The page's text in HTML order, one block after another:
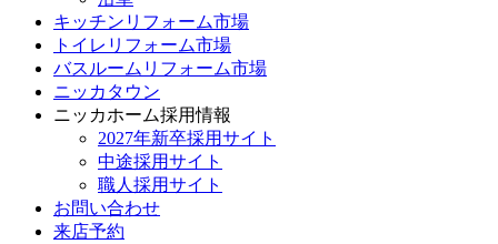
キッチンリフォーム市場
トイレリフォーム市場
バスルームリフォーム市場
ニッカタウン
ニッカホーム採用情報
2027年新卒採用サイト
中途採用サイト
職人採用サイト
お問い合わせ
来店予約